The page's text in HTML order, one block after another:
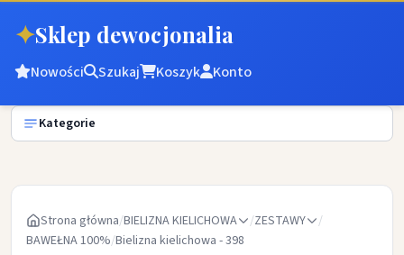
✦Sklep dewocjonalia
Nowości Szukaj Koszyk Konto
Kategorie
Strona główna/BIELIZNA KIELICHOWA /ZESTAWY
/
BAWEŁNA 100%/Bielizna kielichowa - 398